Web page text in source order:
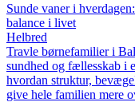
Sunde vaner i
balance i livet
Helbred
Travle børnefamilier i
sundhed og fællesskab i
hvordan struktur,
give hele familien mere